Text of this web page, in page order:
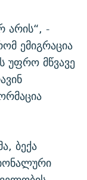
არის“, -
ემიგრაცია
უფრო მწვავე
ბექა